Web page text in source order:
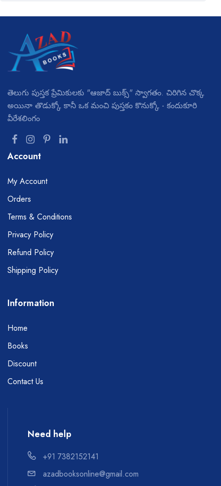
తెలుగు పుస్తక ప్రేమికులకు "ఆజాద్ బుక్స్" స్వాగతం. చిరిగిన చొక్క
అయినా తొడుక్కో కానీ ఒక మంచి పుస్తకం కొనుక్కో - కందుకూరి
వీరేశలింగం
Account
My Account
Orders
Terms & Conditions
Privacy Policy
Refund Policy
Shipping Policy
Information
Home
Books
Discount
Contact Us
Need help
+91 7382152141
azadbooksonline@gmail.com